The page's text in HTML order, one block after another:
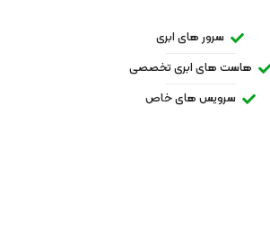
سرور های ابری
هاست های ابری تخصصی
سرویس های خاص